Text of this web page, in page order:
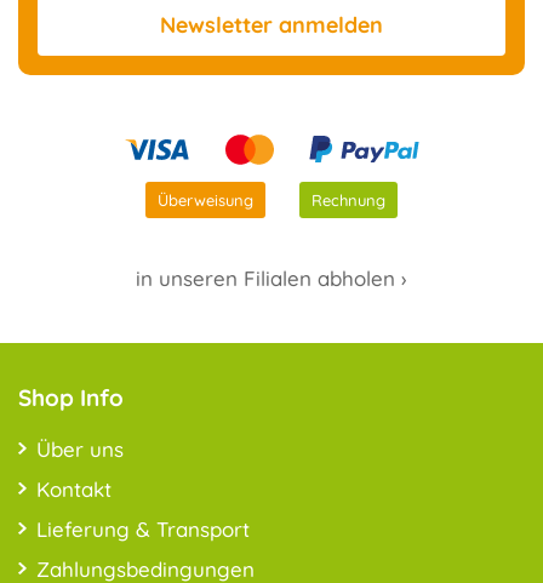
Newsletter anmelden
Überweisung Rechnung
in unseren Filialen abholen ›
Shop Info
Über uns
Kontakt
Lieferung & Transport
Zahlungsbedingungen